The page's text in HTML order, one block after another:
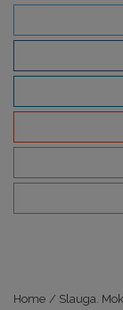
Home / Slauga.